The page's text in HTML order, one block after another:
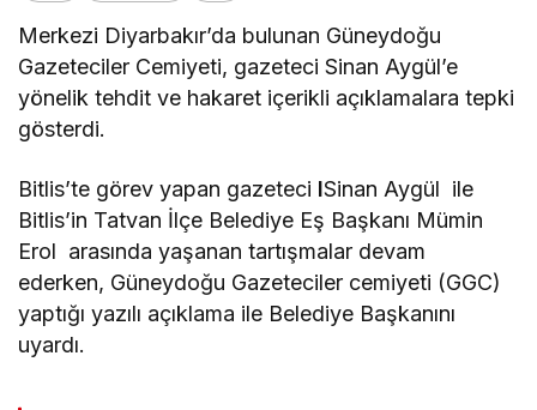
Merkezi Diyarbakır’da bulunan Güneydoğu
Gazeteciler Cemiyeti, gazeteci Sinan Aygül’e
yönelik tehdit ve hakaret içerikli açıklamalara tepki
gösterdi.
Bitlis’te görev yapan gazeteci lSinan Aygül ile
Bitlis’in Tatvan İlçe Belediye Eş Başkanı Mümin
Erol arasında yaşanan tartışmalar devam
ederken, Güneydoğu Gazeteciler cemiyeti (GGC)
yaptığı yazılı açıklama ile Belediye Başkanını
uyardı.